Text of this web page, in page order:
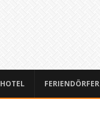
HOTEL FERIENDÖRFER